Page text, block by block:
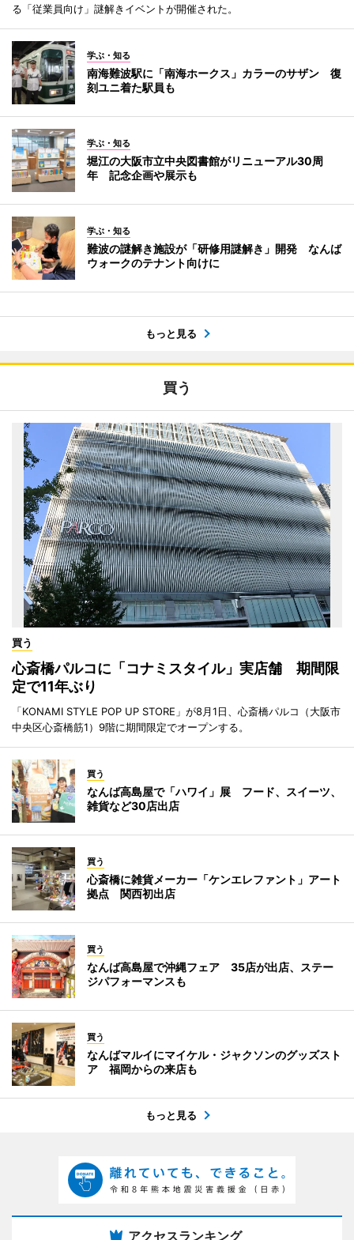
る「従業員向け」謎解きイベントが開催された。
学ぶ・知る
南海難波駅に「南海ホークス」カラーのサザン 復
刻ユニ着た駅員も
学ぶ・知る
堀江の大阪市立中央図書館がリニューアル30周
年 記念企画や展示も
学ぶ・知る
難波の謎解き施設が「研修用謎解き」開発 なんば
ウォークのテナント向けに
もっと見る
買う
買う
心斎橋パルコに「コナミスタイル」実店舗 期間限
定で11年ぶり
「KONAMI STYLE POP UP STORE」が8月1日、心斎橋パルコ（大阪市
中央区心斎橋筋1）9階に期間限定でオープンする。
買う
なんば高島屋で「ハワイ」展 フード、スイーツ、
雑貨など30店出店
買う
心斎橋に雑貨メーカー「ケンエレファント」アート
拠点 関西初出店
買う
なんば高島屋で沖縄フェア 35店が出店、ステー
ジパフォーマンスも
買う
なんばマルイにマイケル・ジャクソンのグッズスト
ア 福岡からの来店も
もっと見る
アクセスランキング